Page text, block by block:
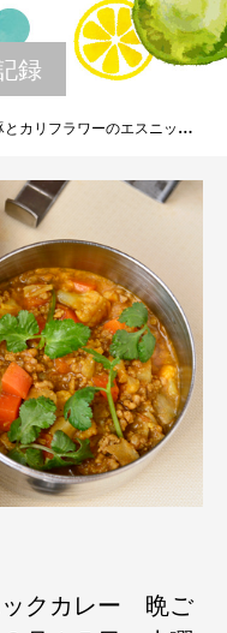
録
リフラワーのエスニックカレー 晩ごはんの残りで作るお弁当 ３月１５日 水曜日
ックカレー 晩ご